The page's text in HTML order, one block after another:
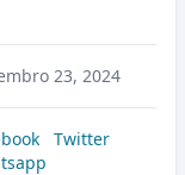
23, 2024
Twitter